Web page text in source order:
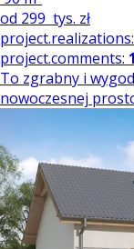
od 299 tys. zł
project.realizations:
project.comments:
To zgrabny i
nowoczesnej